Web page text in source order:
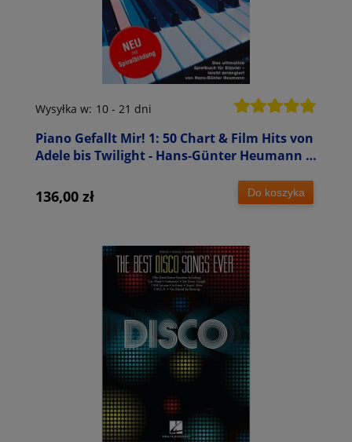
Piano Gefallt Mir! 1: 50 Chart & Film Hits von
Adele bis Twilight - Hans-Günter Heumann -
Wysyłka w: 10 - 21 dni
136,00 zł Do koszyka